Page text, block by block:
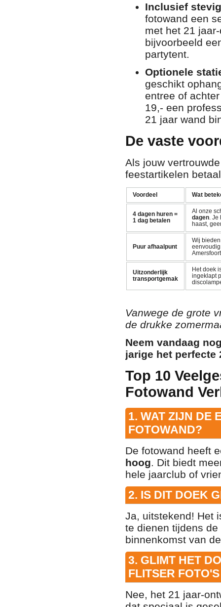
Inclusief
fotowand een
met het 21
bijvoorbeeld
partytent.
Optionele
geschikt
entree of
19,- een
21 jaar wand
De vaste
Als jouw
feestartikelen
Voordeel Wat
4 dagen huren =
1 dag betalen
Al onze
dagen. Je
haast,
Puur afhaalpunt
Wij
Uitzonderlijk
transportgemak
Het doek
ingeklapt
Vanwege de grote
de drukke
Neem vandaag
jarige het perfecte
Top 10
Fotowand
1. WAT ZIJN DE
FOTOWAND?
De fotowand heeft
hoog. Dit biedt
hele jaarclub of
2. IS DIT DOEK
Ja, uitstekend! Het
te dienen tijdens
binnenkomst van
3. GLIMT HET
FLITSER
Nee, het 21 jaar-